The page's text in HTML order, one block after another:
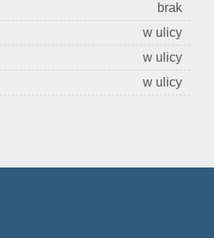
brak
w ulicy
w ulicy
w ulicy